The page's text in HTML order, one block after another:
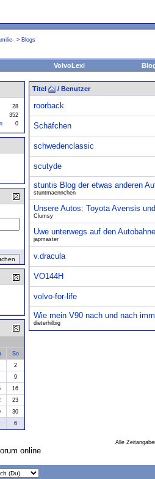
> Blogs
VolvoLexi
Titel / Benutzer
roorback
Schäfchen
schwedenclassic
scutyde
stuntis Blog der etwas anderen
stuntmaennchen
Unsere Autos: Toyota Avensis
Clumsy
Uwe unterwegs auf den
japmaster
v.dracula
VO144H
volvo-for-life
Wie mein V90 nach und nach
dieterhilbig
28
352
0
So
2
9
16
23
30
6
Alle
online